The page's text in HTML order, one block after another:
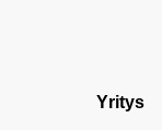
Yritys